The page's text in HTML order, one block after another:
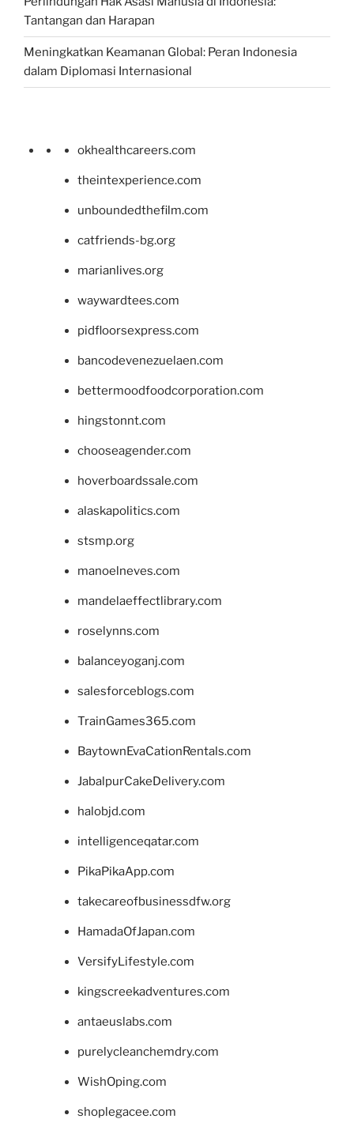
Tantangan dan Harapan
Meningkatkan Keamanan Global: Peran Indonesia
dalam Diplomasi Internasional
okhealthcareers.com
theintexperience.com
unboundedthefilm.com
catfriends-bg.org
marianlives.org
waywardtees.com
pidfloorsexpress.com
bancodevenezuelaen.com
bettermoodfoodcorporation.com
hingstonnt.com
chooseagender.com
hoverboardssale.com
alaskapolitics.com
stsmp.org
manoelneves.com
mandelaeffectlibrary.com
roselynns.com
balanceyoganj.com
salesforceblogs.com
TrainGames365.com
BaytownEvaCationRentals.com
JabalpurCakeDelivery.com
halobjd.com
intelligenceqatar.com
PikaPikaApp.com
takecareofbusinessdfw.org
HamadaOfJapan.com
VersifyLifestyle.com
kingscreekadventures.com
antaeuslabs.com
purelycleanchemdry.com
WishOping.com
shoplegacee.com